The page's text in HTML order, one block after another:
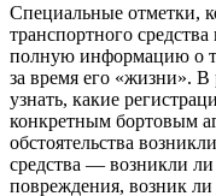
Специальные отметки,
транспортного
полную информацию о
за время его «жизни».
узнать, какие
конкретным бортовым
обстоятельства
средства — возникли
повреждения, возник